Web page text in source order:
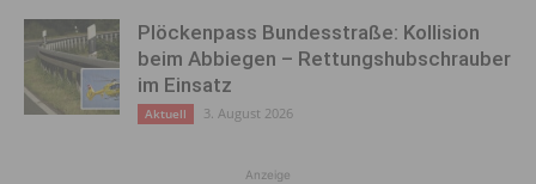
Plöckenpass Bundesstraße: Kollision
beim Abbiegen – Rettungshubschrauber
im Einsatz
Aktuell 3. August 2026
Anzeige